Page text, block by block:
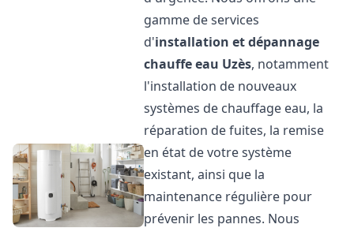
gamme de services
d'installation et dépannage
chauffe eau Uzès, notamment
l'installation de nouveaux
systèmes de chauffage eau, la
réparation de fuites, la remise
en état de votre système
existant, ainsi que la
maintenance régulière pour
prévenir les pannes. Nous